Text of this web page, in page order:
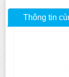
Thông tin